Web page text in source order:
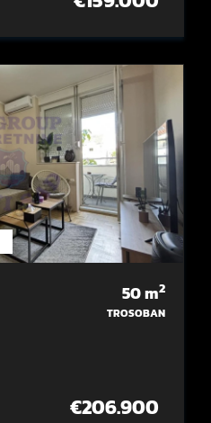
50m2
TROSOBAN
€206.900